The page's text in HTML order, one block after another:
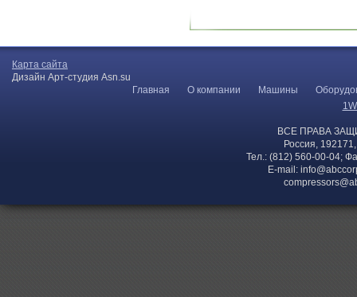
Карта сайта
Дизайн Арт-студия Asn.su
Главная
О компании Машины
ВСЕ ПРАВА
Россия,
Тел.: (812) 560-00-04;
E-mail: